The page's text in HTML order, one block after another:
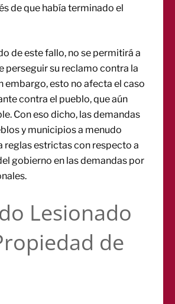
de que había terminado el
de este fallo, no se permitirá a
perseguir su reclamo contra la
embargo, esto no afecta el caso
contra el pueblo, que aún
Con eso dicho, las demandas
y municipios a menudo
reglas estrictas con respecto a
gobierno en las demandas por
Lesionado
de